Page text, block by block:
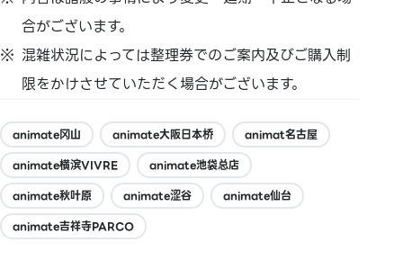
合がございます。
混雑状況によっては整理券でのご案内及びご購入制
限をかけさせていただく場合がございます。
animate冈山 animate大阪日本桥
animat名古屋
animate横滨VIVRE
animate池袋总店
animate秋叶原
animate涩谷
animate仙台
animate吉祥寺PARCO